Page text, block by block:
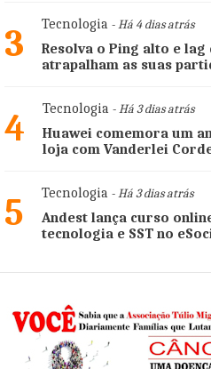
3 Tecnologia - Há 4 dias atrás
Resolva o Ping alto e lag
atrapalham as suas
4 Tecnologia - Há 3 dias atrás
Huawei comemora um
loja com Vanderlei
5 Tecnologia - Há 3 dias atrás
Andest lança curso
tecnologia e SST no